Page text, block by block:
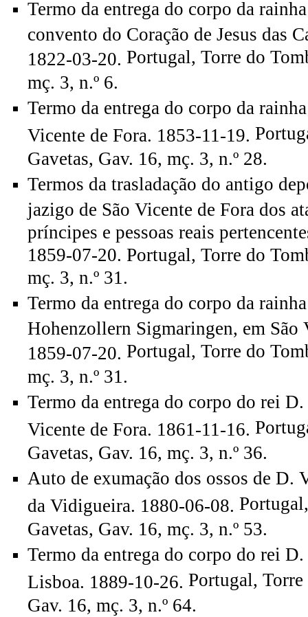
Termo da entrega do corpo da
convento do Coração de Jesus das
1822-03-20. Portugal, Torre do
mç. 3, n.º 6.
Termo da entrega do corpo da
Vicente de Fora. 1853-11-19.
Gavetas, Gav. 16, mç. 3, n.º 28.
Termos da trasladação do antigo
jazigo de São Vicente de Fora dos
príncipes e pessoas reais
1859-07-20. Portugal, Torre do
mç. 3, n.º 31.
Termo da entrega do corpo da
Hohenzollern Sigmaringen, em São
1859-07-20. Portugal, Torre do
mç. 3, n.º 31.
Termo da entrega do corpo do rei D.
Vicente de Fora. 1861-11-16.
Gavetas, Gav. 16, mç. 3, n.º 36.
Auto de exumação dos ossos de D.
da Vidigueira. 1880-06-08.
Gavetas, Gav. 16, mç. 3, n.º 53.
Termo da entrega do corpo do rei
Lisboa. 1889-10-26. Portugal,
Gav. 16, mç. 3, n.º 64.